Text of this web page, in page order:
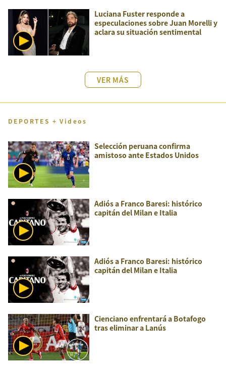
Luciana Fuster responde a
especulaciones sobre Juan Morelli y
aclara su situación sentimental
VER MÁS
DEPORTES + Videos
Selección peruana confirma
amistoso ante Estados Unidos
Adiós a Franco Baresi: histórico
capitán del Milan e Italia
Adiós a Franco Baresi: histórico
capitán del Milan e Italia
Cienciano enfrentará a Botafogo
tras eliminar a Lanús